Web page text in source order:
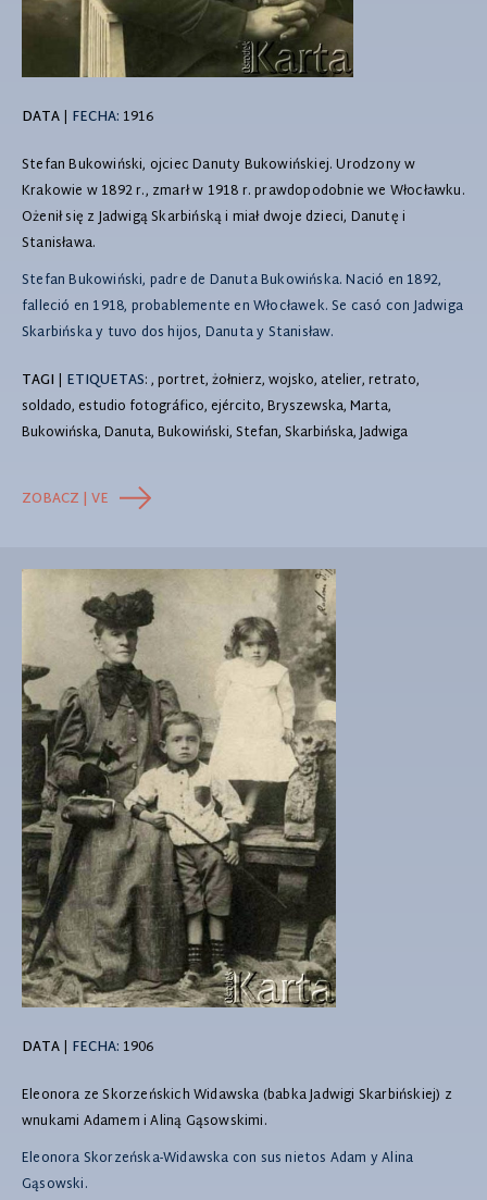
DATA| FECHA: 1916
Stefan Bukowiński, ojciec Danuty Bukowińskiej. Urodzony w
Krakowie w 1892 r., zmarł w 1918 r. prawdopodobnie we Włocławku.
Ożenił się z Jadwigą Skarbińską i miał dwoje dzieci, Danutę i
Stanisława.
Stefan Bukowiński, padre de Danuta Bukowińska. Nació en 1892,
falleció en 1918, probablemente en Włocławek. Se casó con Jadwiga
Skarbińska y tuvo dos hijos, Danuta y Stanisław.
TAGI | ETIQUETAS: , portret, żołnierz, wojsko, atelier, retrato,
soldado, estudio fotográfico, ejército, Bryszewska, Marta,
Bukowińska, Danuta, Bukowiński, Stefan, Skarbińska, Jadwiga
ZOBACZ | VE
DATA| FECHA: 1906
Eleonora ze Skorzeńskich Widawska (babka Jadwigi Skarbińskiej) z
wnukami Adamem i Aliną Gąsowskimi.
Eleonora Skorzeńska-Widawska con sus nietos Adam y Alina
Gąsowski.